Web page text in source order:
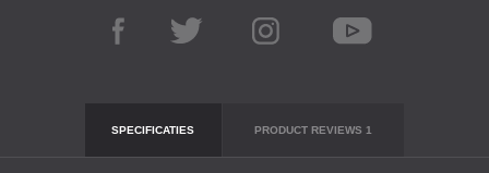
SPECIFICATIES PRODUCT REVIEWS 1